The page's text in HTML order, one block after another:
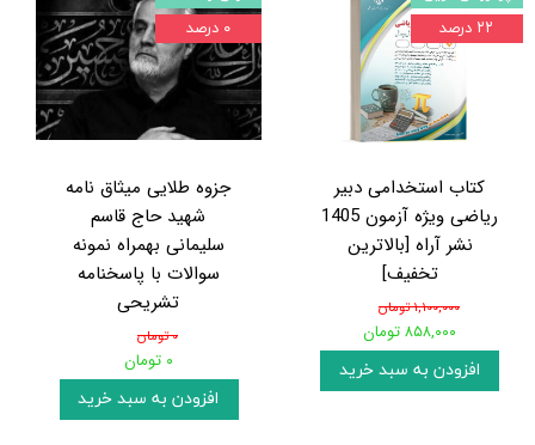
کتاب استخدامی دبیر
ریاضی ویژه آزمون 1405
نشر آراه [بالاترین
تخفیف]
۱,۱۰۰,۰۰۰ تومان
۸۵۸,۰۰۰ تومان
افزودن به سبد خرید
۲۲ درصد
جزوه طلایی میثاق نامه
شهید حاج قاسم
سلیمانی بهمراه نمونه
سوالات با پاسخنامه
تشریحی
۰ تومان
۰ تومان
افزودن به سبد خرید
۰ درصد